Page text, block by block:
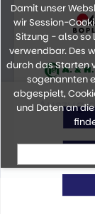
Auszug
Damit unser
wir Session-
Sitzung - also
verwendbar. Des
durch das Starten
sogenannten
abgespielt,
und Daten an